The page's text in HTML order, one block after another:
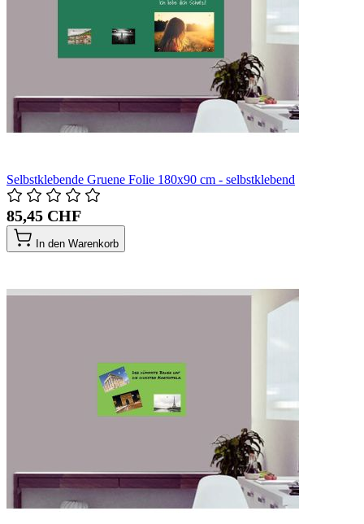
Selbstklebende Gruene Folie 180x90 cm - selbstklebend
85,45 CHF
In den Warenkorb